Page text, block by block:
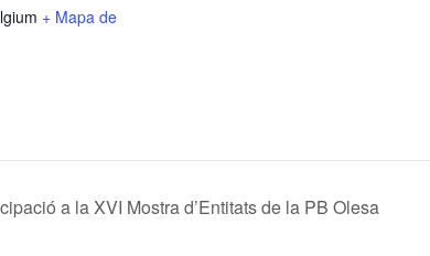
+ Mapa de
a la XVI Mostra d’Entitats de la PB Olesa